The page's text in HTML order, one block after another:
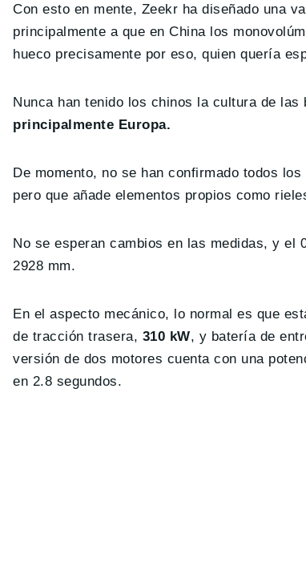
Con esto en mente, Zeekr ha diseñado una
principalmente a que en China los
hueco precisamente por eso, quien quería
Nunca han tenido los chinos la cultura de
principalmente Europa.
De momento, no se han confirmado todos
pero que añade elementos propios como
No se esperan cambios en las medidas, y el
2928 mm.
En el aspecto mecánico, lo normal es que
de tracción trasera, 310 kW, y batería de
versión de dos motores cuenta con una
en 2.8 segundos.